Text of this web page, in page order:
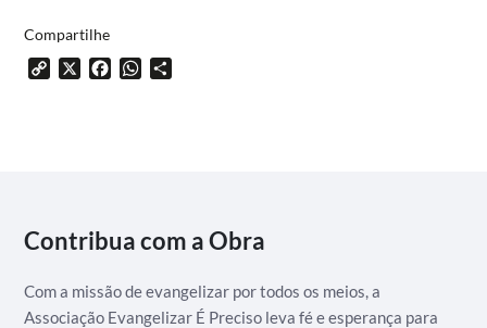
Compartilhe
Copy X FacebookWhatsApp
Contribua com a Obra
Com a missão de evangelizar por todos os meios, a
Associação Evangelizar É Preciso leva fé e esperança para